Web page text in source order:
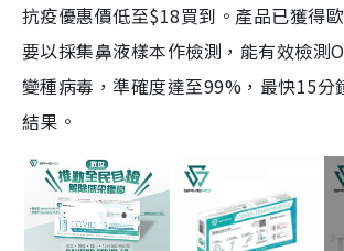
抗疫優惠價低至$18買到。產品已獲得
要以採集鼻液樣本作檢測，能有效檢
變種病毒，準確度達至99%，最快15分
結果。